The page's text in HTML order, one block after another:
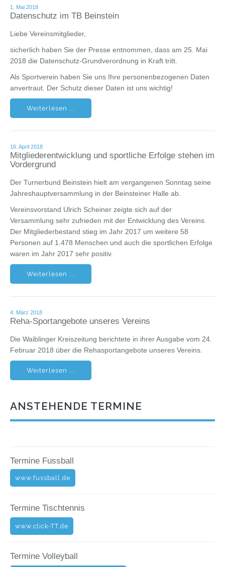
1. Mai 2018
Datenschutz im TB Beinstein
Liebe Vereinsmitglieder,
sicherlich haben Sie der Presse entnommen, dass am 25. Mai
2018 die Datenschutz-Grundverordnung in Kraft tritt.
Als Sportverein haben Sie uns Ihre personenbezogenen Daten
anvertraut. Der Schutz dieser Daten ist uns wichtig!
Weiterlesen ...
16. April 2018
Mitgliederentwicklung und sportliche Erfolge stehen im
Vordergrund
Der Turnerbund Beinstein hielt am vergangenen Sonntag seine
Jahreshauptversammlung in der Beinsteiner Halle ab.
Vereinsvorstand Ulrich Scheiner zeigte sich auf der
Versammlung sehr zufrieden mit der Entwicklung des Vereins.
Der Mitgliederbestand stieg im Jahr 2017 um weitere 58
Personen auf 1.478 Menschen und auch die sportlichen Erfolge
waren im Jahr 2017 sehr positiv.
Weiterlesen ...
4. März 2018
Reha-Sportangebote unseres Vereins
Die Waiblinger Kreiszeitung berichtete in ihrer Ausgabe vom 24.
Februar 2018 über die Rehasportangebote unseres Vereins.
Weiterlesen ...
ANSTEHENDE TERMINE
Termine Fussball
www.fussball.de
Termine Tischtennis
www.click-TT.de
Termine Volleyball